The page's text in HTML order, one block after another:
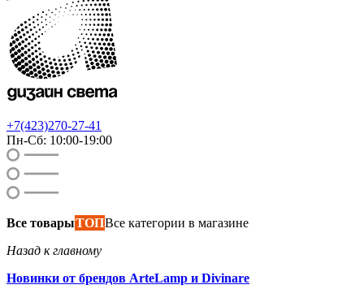
+7(423)270-27-41
Пн-Сб: 10:00-19:00
Все товарыТОПВсе категории в магазине
Назад к главному
Новинки от брендов ArteLamp и Divinare